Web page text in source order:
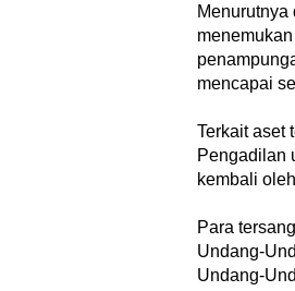
mencapai
Terkait aset
Pengadilan
kembali
Para
Undang-
Undang-